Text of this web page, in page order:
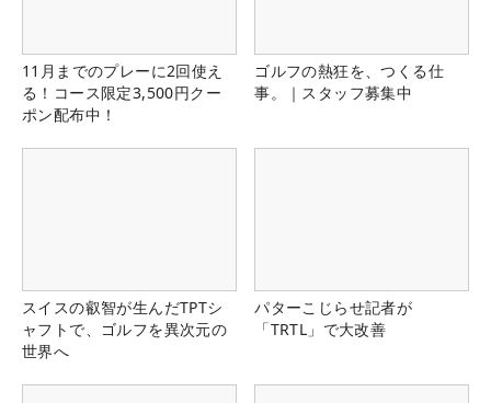
11月までのプレーに2回使え
る！コース限定3,500円クー
ポン配布中！
ゴルフの熱狂を、つくる仕
事。｜スタッフ募集中
スイスの叡智が生んだTPTシ
ャフトで、ゴルフを異次元の
世界へ
パターこじらせ記者が
「TRTL」で大改善